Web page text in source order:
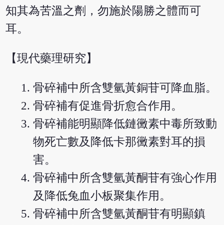
知其為苦溫之劑，勿施於陽勝之體而可
耳。
【現代藥理研究】
骨碎補中所含雙氫黃銅苷可降血脂。
骨碎補有促進骨折愈合作用。
骨碎補能明顯降低鏈黴素中毒所致動
物死亡數及降低卡那黴素對耳的損
害。
骨碎補中所含雙氫黃酮苷有強心作用
及降低兔血小板聚集作用。
骨碎補中所含雙氫黃酮苷有明顯鎮